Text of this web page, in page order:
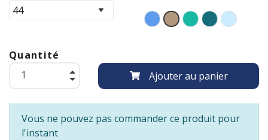
Quantité
Ajouter au panier
Vous ne pouvez pas commander ce produit pour
l'instant